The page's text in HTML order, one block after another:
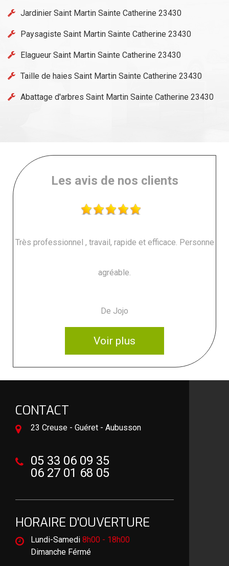
Jardinier Saint Martin Sainte Catherine 23430
Paysagiste Saint Martin Sainte Catherine 23430
Elagueur Saint Martin Sainte Catherine 23430
Taille de haies Saint Martin Sainte Catherine 23430
Abattage d'arbres Saint Martin Sainte Catherine 23430
Les avis de nos clients
Très professionnel , travail, rapide et efficace. Personne
agréable.
De Jojo
Voir plus
CONTACT
23 Creuse - Guéret - Aubusson
05 33 06 09 35
06 27 01 68 05
HORAIRE D'OUVERTURE
Lundi-Samedi 8h00 - 18h00
Dimanche Férmé